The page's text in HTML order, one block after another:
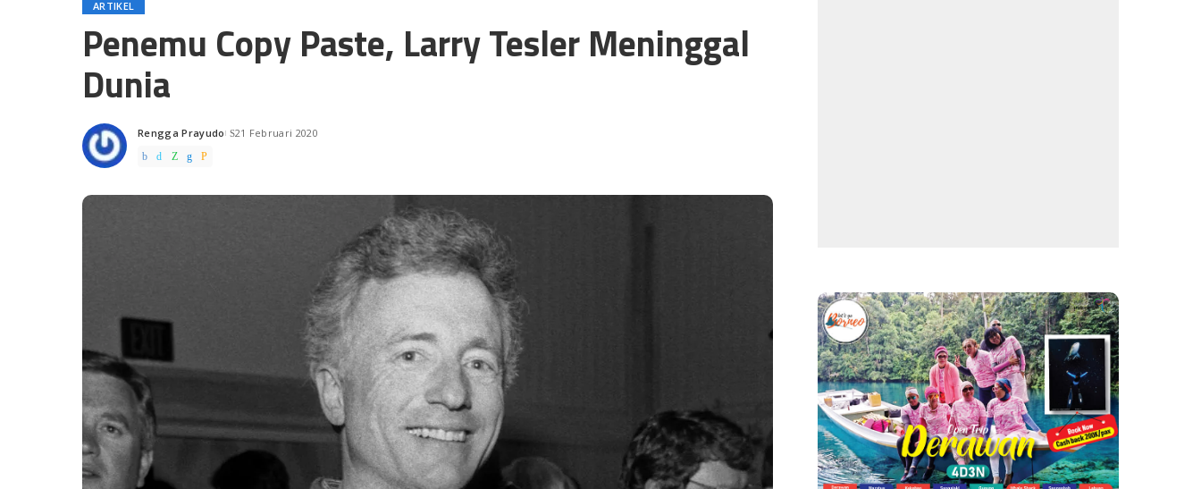
ARTIKEL
Penemu Copy Paste, Larry Tesler Meninggal
Dunia
Posted
by
Rengga Prayudo 21 Februari 2020